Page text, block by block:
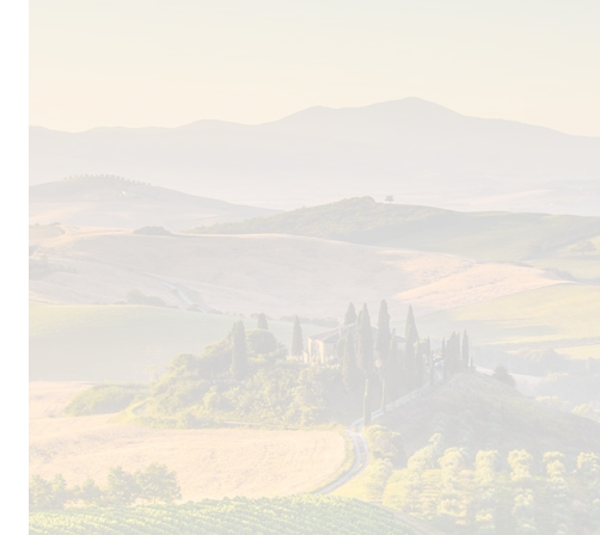
Barbera von Chiarlo dem besonderen Charakter des